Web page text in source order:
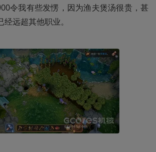
令我有些发愣，因为渔夫煲汤很贵，甚
远超其他职业。